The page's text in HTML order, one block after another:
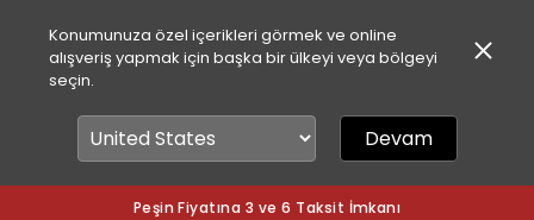
Konumunuza özel içerikleri görmek ve online
alışveriş yapmak için başka bir ülkeyi veya bölgeyi
seçin.
Devam
Peşin Fiyatına 3 ve 6 Taksit İmkanı